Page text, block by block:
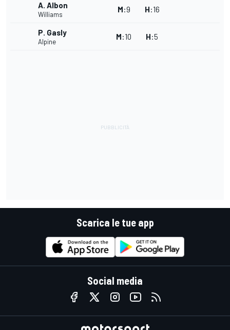
A. Albon
Williams
M:9 H:16
P. Gasly
Alpine
M:10 H:5
Scarica le tue app
Social media